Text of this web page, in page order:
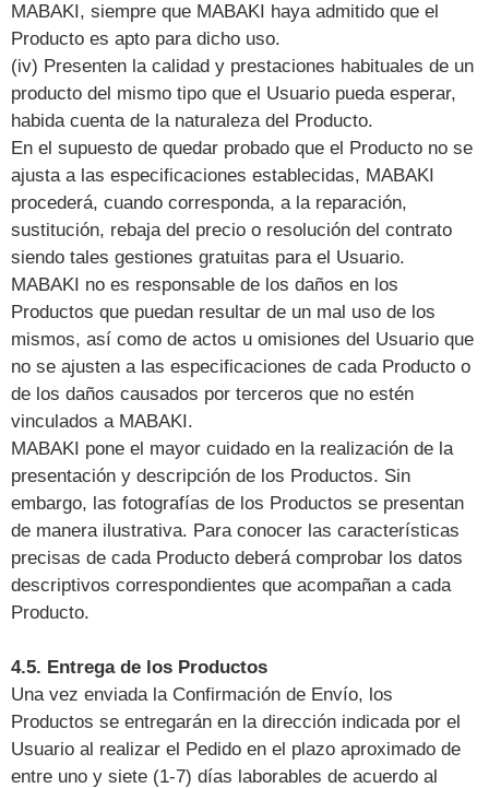
MABAKI, siempre que MABAKI haya admitido que el
Producto es apto para dicho uso.
(iv) Presenten la calidad y prestaciones habituales de un
producto del mismo tipo que el Usuario pueda esperar,
habida cuenta de la naturaleza del Producto.
En el supuesto de quedar probado que el Producto no se
ajusta a las especificaciones establecidas, MABAKI
procederá, cuando corresponda, a la reparación,
sustitución, rebaja del precio o resolución del contrato
siendo tales gestiones gratuitas para el Usuario.
MABAKI no es responsable de los daños en los
Productos que puedan resultar de un mal uso de los
mismos, así como de actos u omisiones del Usuario que
no se ajusten a las especificaciones de cada Producto o
de los daños causados por terceros que no estén
vinculados a MABAKI.
MABAKI pone el mayor cuidado en la realización de la
presentación y descripción de los Productos. Sin
embargo, las fotografías de los Productos se presentan
de manera ilustrativa. Para conocer las características
precisas de cada Producto deberá comprobar los datos
descriptivos correspondientes que acompañan a cada
Producto.
4.5. Entrega de los Productos
Una vez enviada la Confirmación de Envío, los
Productos se entregarán en la dirección indicada por el
Usuario al realizar el Pedido en el plazo aproximado de
entre uno y siete (1-7) días laborables de acuerdo al